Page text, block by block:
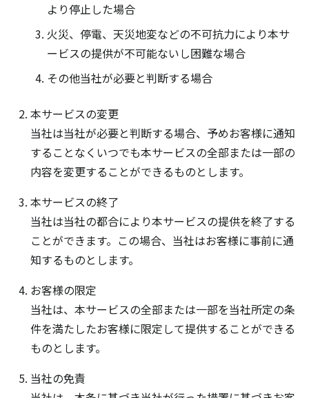
より停止した場合
火災、停電、天災地変などの不可抗力により本サ
ービスの提供が不可能ないし困難な場合
その他当社が必要と判断する場合
本サービスの変更
当社は当社が必要と判断する場合、予めお客様に通知
することなくいつでも本サービスの全部または一部の
内容を変更することができるものとします。
本サービスの終了
当社は当社の都合により本サービスの提供を終了する
ことができます。この場合、当社はお客様に事前に通
知するものとします。
お客様の限定
当社は、本サービスの全部または一部を当社所定の条
件を満たしたお客様に限定して提供することができる
ものとします。
当社の免責